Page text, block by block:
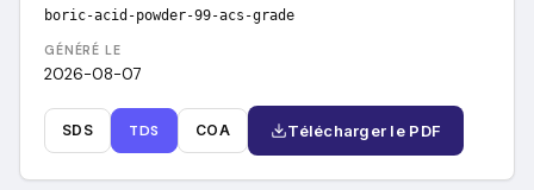
boric-acid-powder-99-acs-grade
GÉNÉRÉ LE
2026-08-07
SDS TDS COA Télécharger le PDF